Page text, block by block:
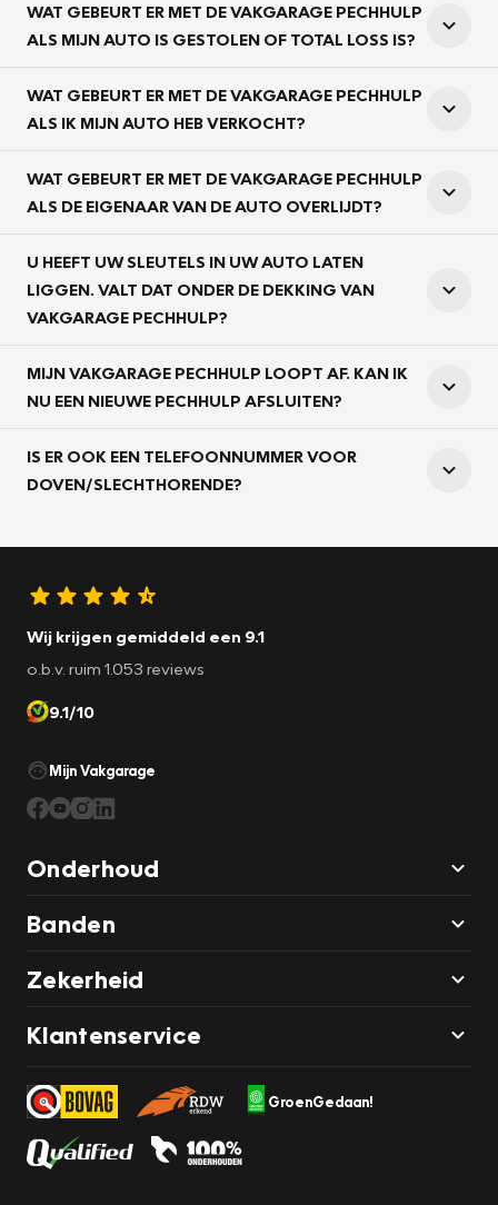
WAT GEBEURT ER MET DE VAKGARAGE PECHHULP
ALS MIJN AUTO IS GESTOLEN OF TOTAL LOSS IS?
WAT GEBEURT ER MET DE VAKGARAGE PECHHULP
ALS IK MIJN AUTO HEB VERKOCHT?
WAT GEBEURT ER MET DE VAKGARAGE PECHHULP
ALS DE EIGENAAR VAN DE AUTO OVERLIJDT?
U HEEFT UW SLEUTELS IN UW AUTO LATEN
LIGGEN. VALT DAT ONDER DE DEKKING VAN
VAKGARAGE PECHHULP?
MIJN VAKGARAGE PECHHULP LOOPT AF. KAN IK
NU EEN NIEUWE PECHHULP AFSLUITEN?
IS ER OOK EEN TELEFOONNUMMER VOOR
DOVEN/SLECHTHORENDE?
Wij krijgen gemiddeld een 9.1
o.b.v. ruim 1.053 reviews
9.1/10
Mijn Vakgarage
Onderhoud
Banden
Zekerheid
Klantenservice
GroenGedaan!